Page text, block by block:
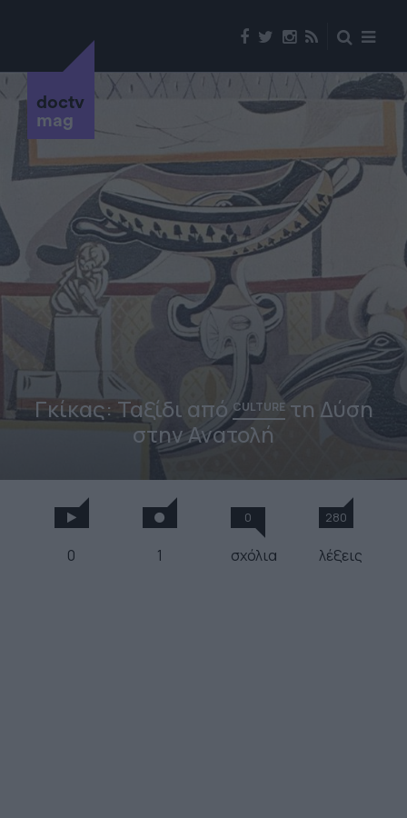
doctv
mag
Γκίκας: Ταξίδι απόCULTUREτη Δύση
στην Ανατολή
0 1
0
σχόλια
280
λέξεις